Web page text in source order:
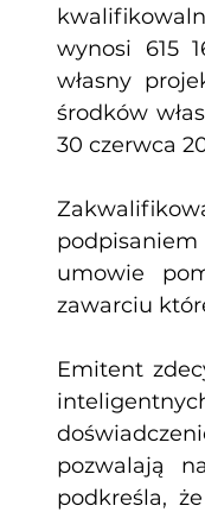
wynosi 615
własny
środków
30 czerwca
podpisaniem
umowie
zawarciu
Emitent
pozwalają
podkreśla,